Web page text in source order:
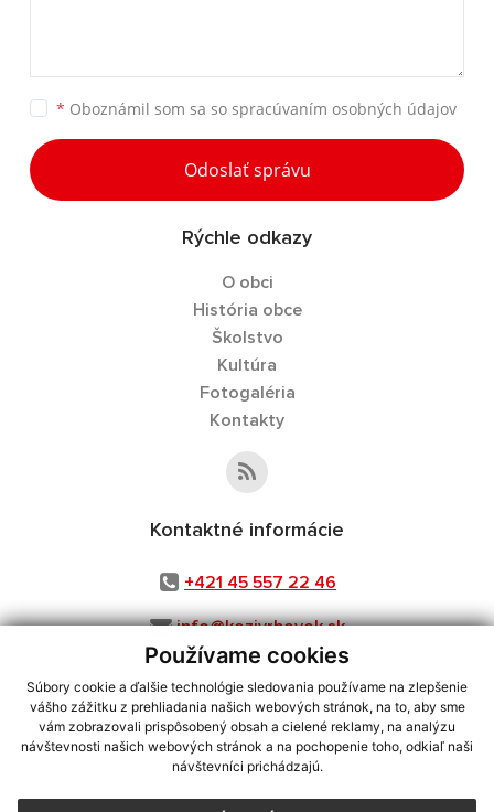
Používame cookies
Súbory cookie a ďalšie technológie sledovania používame na zlepšenie
vášho zážitku z prehliadania našich webových stránok, na to, aby sme
vám zobrazovali prispôsobený obsah a cielené reklamy, na analýzu
návštevnosti našich webových stránok a na pochopenie toho, odkiaľ naši
návštevníci prichádzajú.
* Oboznámil som sa so spracúvaním osobných údajov
Odoslať správu
Rýchle odkazy
O obci
História obce
Školstvo
Kultúra
Fotogaléria
Kontakty
Kontaktné informácie
+421 45 557 22 46
info@kozivrbovok.sk
využite možnosť získavania aktuálnych informácií s využitím RSS
CMS systém (redakčný) systém ECHELON 2,Mapa stránok,web portál
webex.digital, s.r.o.,domény,registrácia domény